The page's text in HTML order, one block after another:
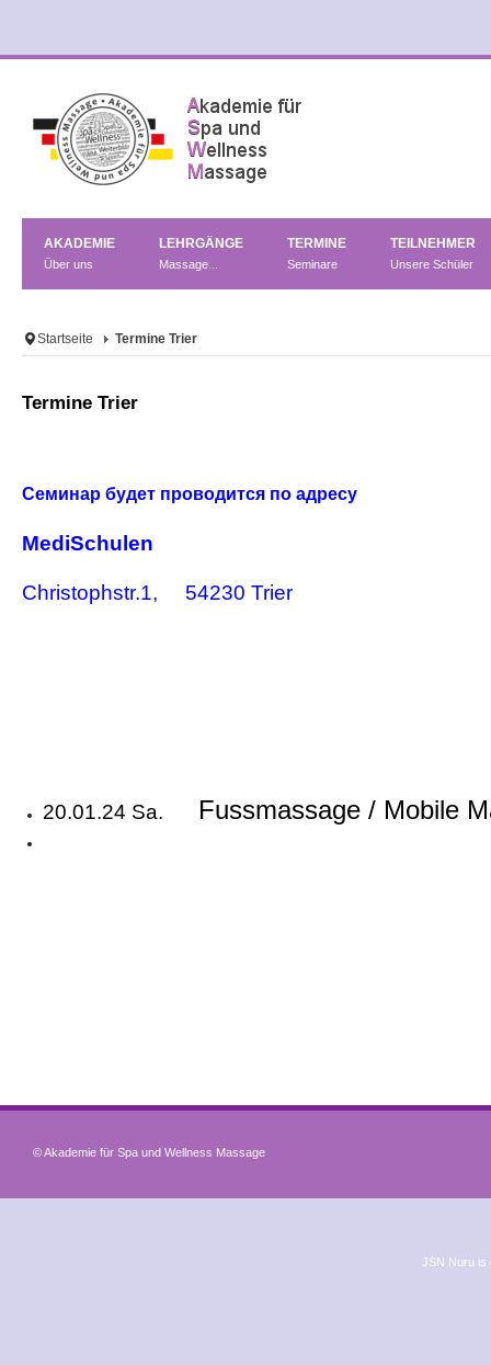
AKADEMIE
Über uns
LEHRGÄNGE
Massage...
TERMINE
Seminare
TEILNEHMER
Unsere Schüler
Startseite Termine Trier
Termine Trier
Семинар будет проводится по адресу
MediSchulen
Christophstr.1, 54230 Trier
20.01.24 Sa. Fussmassage / Mobile
© Akademie für Spa und Wellness Massage
JSN Nuru